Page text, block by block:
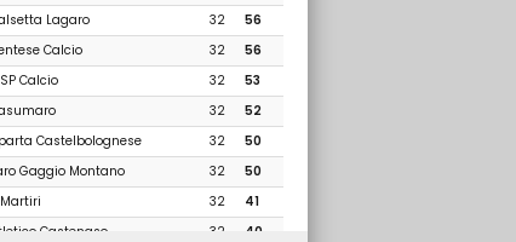
Lagaro 32
56
Calcio 32
56
Calcio 32
53
32
52
Castelbolognese 32
50
Gaggio Montano 32
50
32
41
Castenaso 32
40